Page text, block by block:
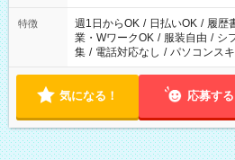
特徴 週1日からOK / 日払いOK / 履歴
業・WワークOK / 服装自由 / シ
集 / 電話対応なし / パソコンス
気になる！ 応募する